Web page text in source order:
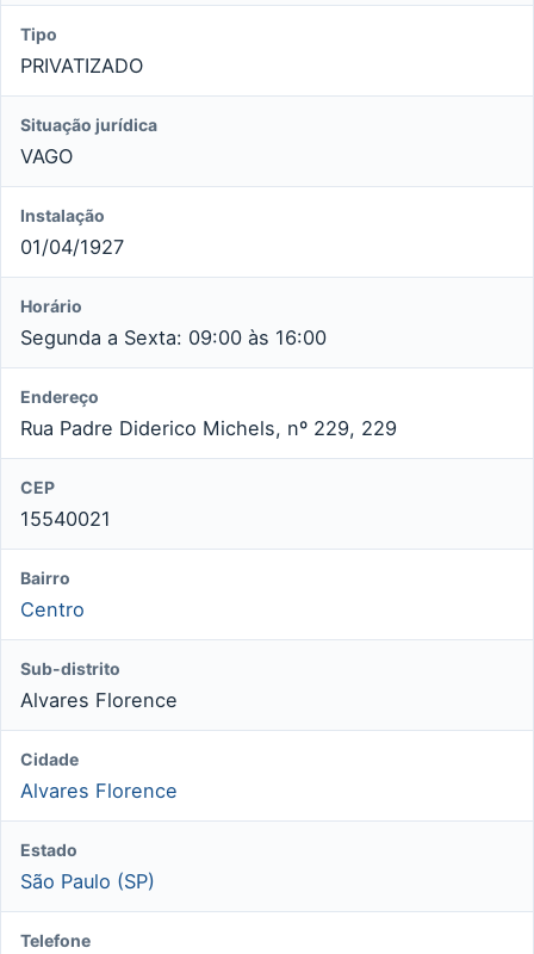
Tipo
PRIVATIZADO
Situação jurídica
VAGO
Instalação
01/04/1927
Horário
Segunda a Sexta: 09:00 às 16:00
Endereço
Rua Padre Diderico Michels, nº 229, 229
CEP
15540021
Bairro
Centro
Sub-distrito
Alvares Florence
Cidade
Alvares Florence
Estado
São Paulo (SP)
Telefone